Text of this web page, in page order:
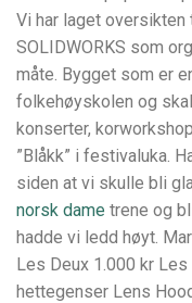
Vi har laget
SOLIDWORKS som
måte. Bygget som er
folkehøyskolen og
konserter,
”Blåkk” i festivaluka.
siden at vi skulle bli
norsk dame trene og
hadde vi ledd høyt.
Les Deux 1.000 kr
hettegenser Lens